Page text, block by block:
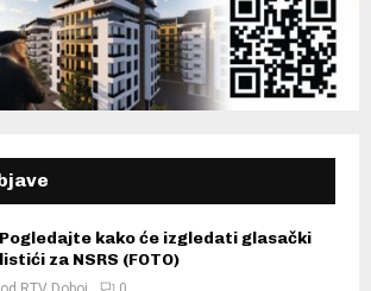
Pogledajte kako će izgledati glasački
listići za NSRS (FOTO)